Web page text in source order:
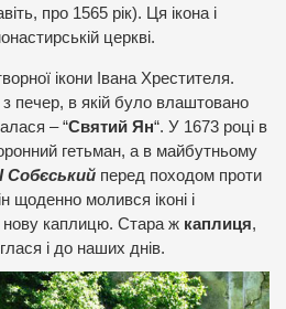
про 1565 рік). Ця ікона і
церкві.
ікони Івана Хрестителя.
печер, в якій було влаштовано
– “Святий Ян“. У 1673 році в
гетьман, а в майбутньому
Собєський перед походом проти
щоденно молився іконі і
нову каплицю. Стара ж каплиця,
і до наших днів.